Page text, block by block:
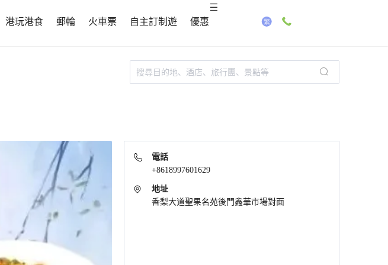
港玩港食 郵輪 火車票 自主訂制遊 優惠
電話
+8618997601629
地址
香梨大道聖果名苑後門鑫華市場對面